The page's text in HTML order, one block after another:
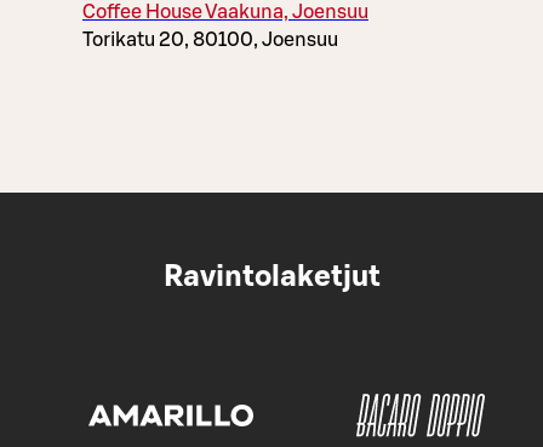
Coffee House Vaakuna, Joensuu
Torikatu 20, 80100, Joensuu
Ravintolaketjut